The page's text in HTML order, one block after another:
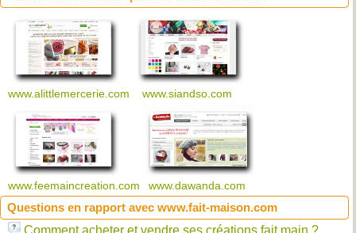
www.alittlemercerie.com www.siandso.com
www.feemaincreation.com www.dawanda.com
Questions en rapport avec www.fait-maison.com